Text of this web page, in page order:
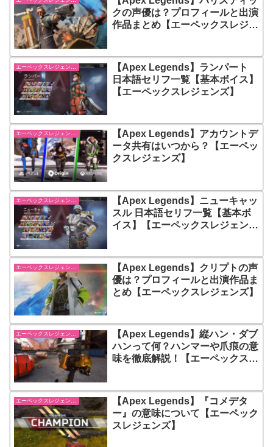
クの声優は？プロフィールと出演
作品まとめ【エーペックスレジェ
【Apex Legends】ランパート
日本語セリフ一覧【基本ボイス】
【エーペックスレジェンズ】
エーペックスレジェンズ【Apex Legends】
【Apex Legends】アカウントデ
ータ共有はいつから？【エーペッ
クスレジェンズ】
【Apex Legends】ニューキャッ
スル 日本語セリフ一覧【基本ボ
イス】【エーペックスレジェン
【Apex Legends】クリプトの声
優は？プロフィールと出演作品ま
とめ【エーペックスレジェンズ】
エーペックスレジェンズ【Apex Legends】
【Apex Legends】縦ハン・ダブ
ハンって何？ハンマーや爪痕の意
味を徹底解説！【エーペックスレ
【Apex Legends】『コメデタ
ー』の意味について【エーペック
スレジェンズ】